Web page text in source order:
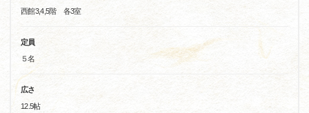
西館3,4,5階 各3室
定員
５名
広さ
12.5帖